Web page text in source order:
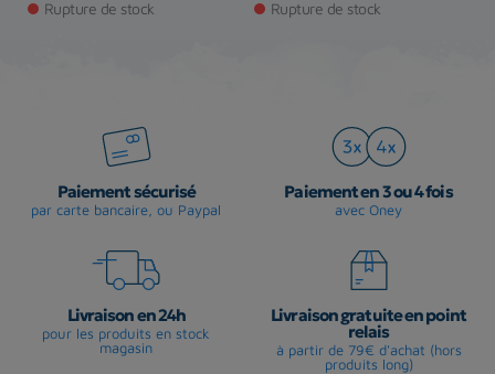
stock En stock magasin
Paiement sécurisé
par carte bancaire, ou Paypal
Paiement en 3 ou 4 fois
avec Oney
Livraison en 24h
pour les produits en stock
magasin
Livraison gratuite en point
relais
à partir de 79€ d'achat (hors
produits long)